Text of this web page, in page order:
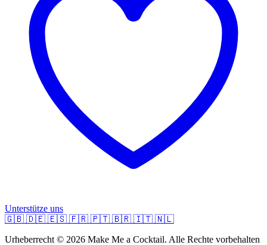
Unterstütze uns
🇬🇧 🇩🇪 🇪🇸 🇫🇷 🇵🇹 🇧🇷 🇮🇹 🇳🇱
Urheberrecht © 2026 Make Me a Cocktail. Alle Rechte vorbehalten